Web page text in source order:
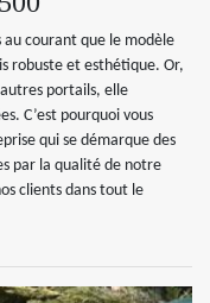
au courant que le modèle
robuste et esthétique. Or,
portails, elle
C’est pourquoi vous
qui se démarque des
par la qualité de notre
clients dans tout le